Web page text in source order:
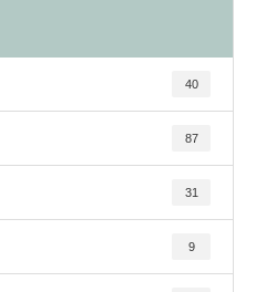
40
87
31
9